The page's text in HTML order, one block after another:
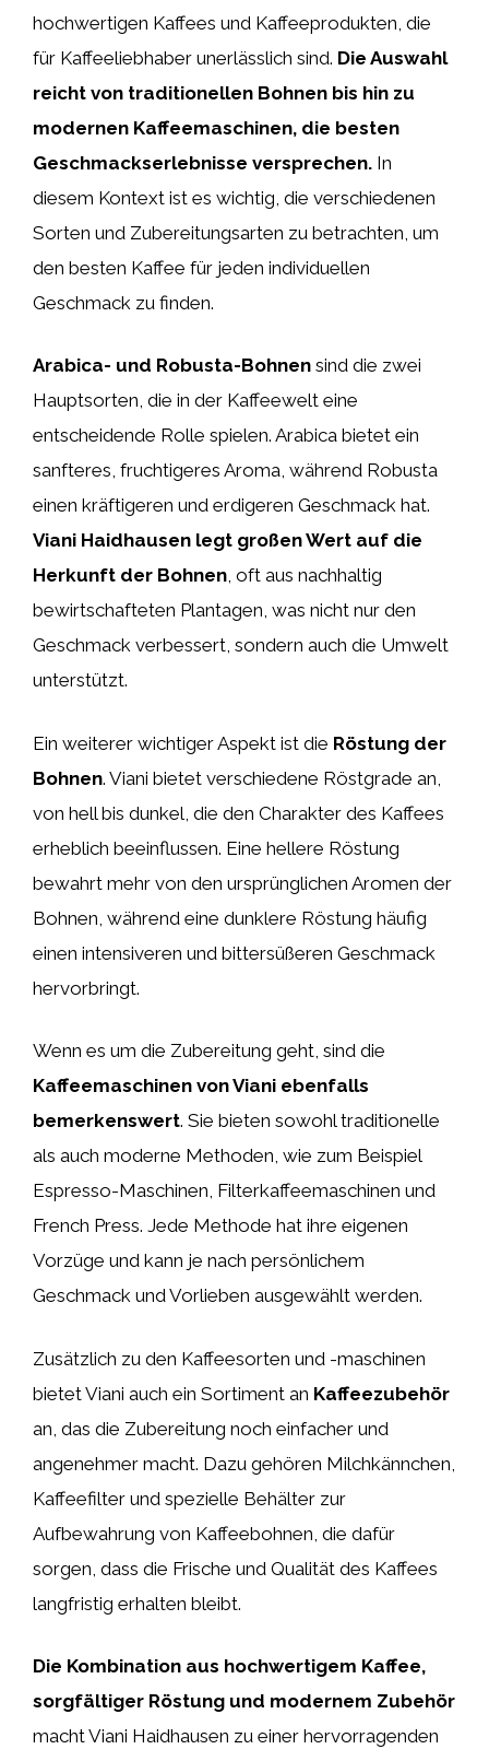
hochwertigen Kaffees und Kaffeeprodukten, die
für Kaffeeliebhaber unerlässlich sind. Die Auswahl
reicht von traditionellen Bohnen bis hin zu
modernen Kaffeemaschinen, die besten
Geschmackserlebnisse versprechen. In
diesem Kontext ist es wichtig, die verschiedenen
Sorten und Zubereitungsarten zu betrachten, um
den besten Kaffee für jeden individuellen
Geschmack zu finden.
Arabica- und Robusta-Bohnen sind die zwei
Hauptsorten, die in der Kaffeewelt eine
entscheidende Rolle spielen. Arabica bietet ein
sanfteres, fruchtigeres Aroma, während Robusta
einen kräftigeren und erdigeren Geschmack hat.
Viani Haidhausen legt großen Wert auf die
Herkunft der Bohnen, oft aus nachhaltig
bewirtschafteten Plantagen, was nicht nur den
Geschmack verbessert, sondern auch die Umwelt
unterstützt.
Ein weiterer wichtiger Aspekt ist die Röstung der
Bohnen. Viani bietet verschiedene Röstgrade an,
von hell bis dunkel, die den Charakter des Kaffees
erheblich beeinflussen. Eine hellere Röstung
bewahrt mehr von den ursprünglichen Aromen der
Bohnen, während eine dunklere Röstung häufig
einen intensiveren und bittersüßeren Geschmack
hervorbringt.
Wenn es um die Zubereitung geht, sind die
Kaffeemaschinen von Viani ebenfalls
bemerkenswert. Sie bieten sowohl traditionelle
als auch moderne Methoden, wie zum Beispiel
Espresso-Maschinen, Filterkaffeemaschinen und
French Press. Jede Methode hat ihre eigenen
Vorzüge und kann je nach persönlichem
Geschmack und Vorlieben ausgewählt werden.
Zusätzlich zu den Kaffeesorten und -maschinen
bietet Viani auch ein Sortiment an Kaffeezubehör
an, das die Zubereitung noch einfacher und
angenehmer macht. Dazu gehören Milchkännchen,
Kaffeefilter und spezielle Behälter zur
Aufbewahrung von Kaffeebohnen, die dafür
sorgen, dass die Frische und Qualität des Kaffees
langfristig erhalten bleibt.
Die Kombination aus hochwertigem Kaffee,
sorgfältiger Röstung und modernem Zubehör
macht Viani Haidhausen zu einer hervorragenden